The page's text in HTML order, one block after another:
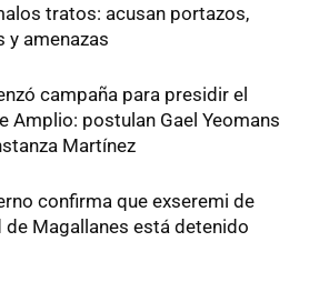
tratos: acusan portazos,
y amenazas
campaña para presidir el
Amplio: postulan Gael Yeomans
Martínez
confirma que exseremi de
de Magallanes está detenido